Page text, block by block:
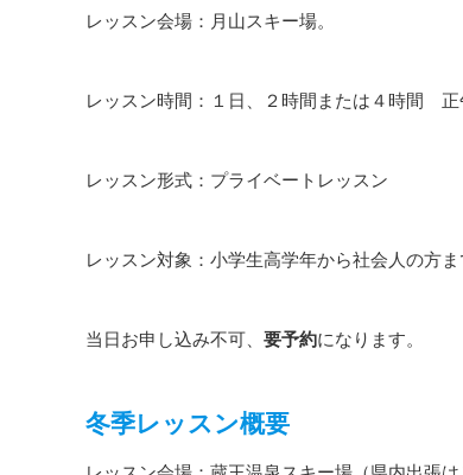
レッスン会場：月山スキー場。
レッスン時間：１日、２時間または４時間 正
レッスン形式：プライベートレッスン
レッスン対象：小学生高学年から社会人の方
当日お申し込み不可、 要予約になります。
冬季レッスン概要